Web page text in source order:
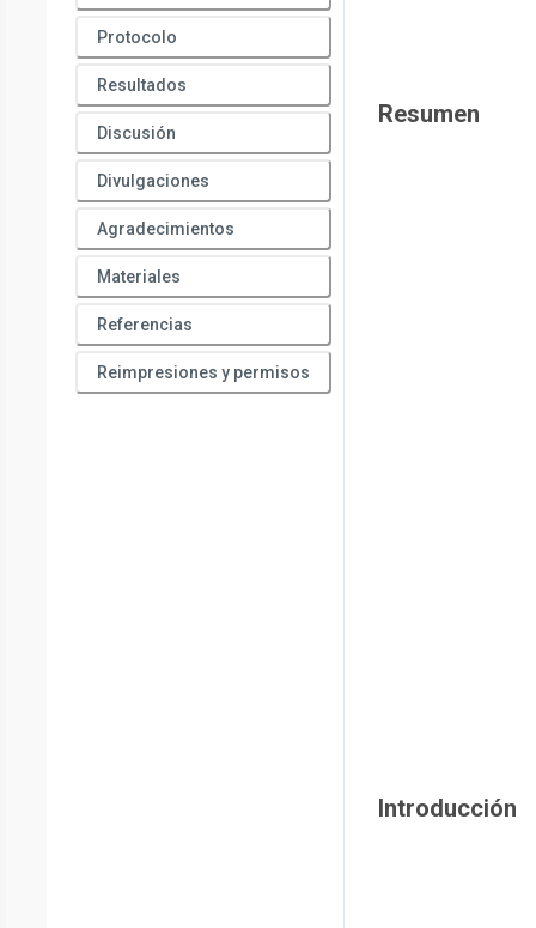
Protocolo
Resultados
Discusión
Divulgaciones
Agradecimientos
Materiales
Referencias
Reimpresiones y permisos
Resumen
Introducción